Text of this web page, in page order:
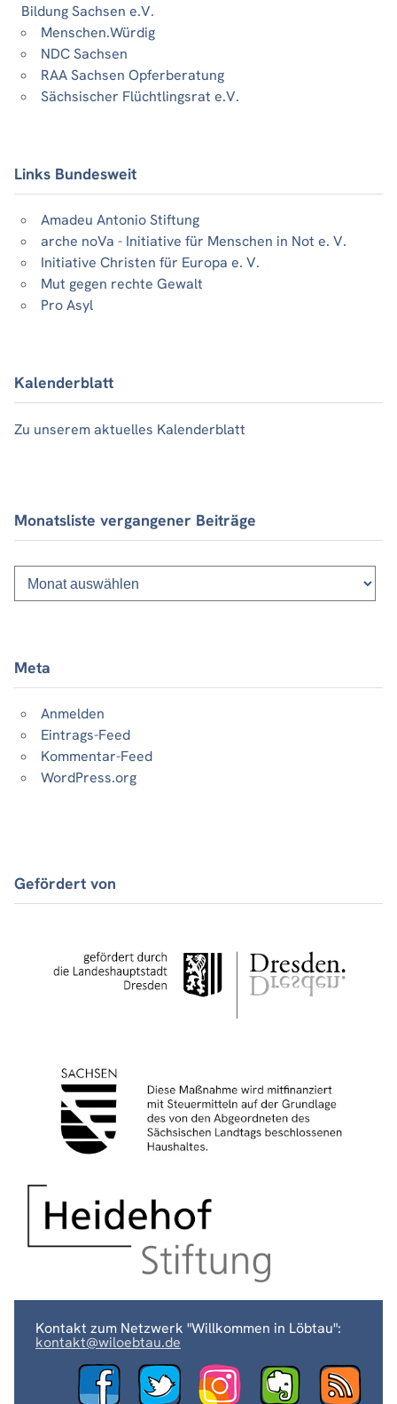
Bildung Sachsen e.V.
Menschen.Würdig
NDC Sachsen
RAA Sachsen Opferberatung
Sächsischer Flüchtlingsrat e.V.
Links Bundesweit
Amadeu Antonio Stiftung
arche noVa - Initiative für Menschen in Not e. V.
Initiative Christen für Europa e. V.
Mut gegen rechte Gewalt
Pro Asyl
Kalenderblatt
Zu unserem aktuelles Kalenderblatt
Monatsliste vergangener Beiträge
Monatsliste
vergangener
Beiträge
Meta
Anmelden
Eintrags-Feed
Kommentar-Feed
WordPress.org
Gefördert von
Kontakt zum Netzwerk "Willkommen in Löbtau":
kontakt@wiloebtau.de